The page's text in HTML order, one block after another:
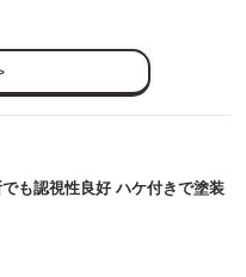
も認視性良好 ハケ付きで塗装